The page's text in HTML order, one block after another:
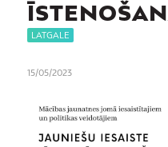
LATGALE
15/05/2023